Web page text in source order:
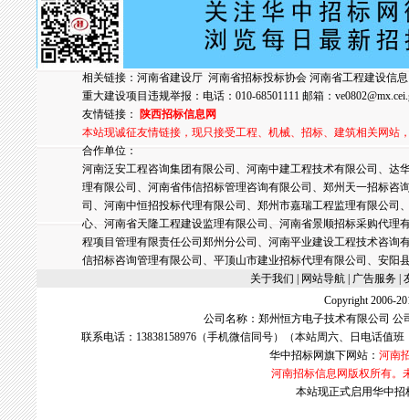
相关链接： 河南省建设厅 河南省招标投标协会 河南省工程建设信
重大建设项目违规举报：电话：010-68501111 邮箱：
友情链接：
陕西招标信息网
本站现诚征友情链接，现只接受工程、机械、招标、建筑相关网站
合作单位：
河南泛安工程咨询集团有限公司、河南中建工程技术有限公司、
理有限公司、河南省伟信招标管理咨询有限公司、郑州天一招标
司、河南中恒招投标代理有限公司、郑州市嘉瑞工程监理有限公
心、河南省天隆工程建设监理有限公司、河南省景顺招标采购代
程项目管理有限责任公司郑州分公司、河南平业建设工程技术咨
信招标咨询管理有限公司、平顶山市建业招标代理有限公司、安阳
关于我们 | 网站导航 | 广告服务 |
Copyright 2006-
公司名称：郑州恒方电子技术有限公司
联系电话：13838158976（手机微信同号）（本站周六、日电话值
华中招标网旗下网站： 河南
河南招标信息网版权所有。
本站现正式启用华中招